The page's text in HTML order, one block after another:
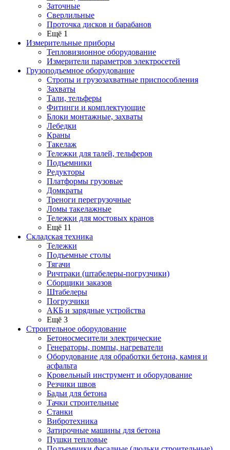
Заточные
Сверлильные
Проточка дисков и барабанов
Ещё 1
Измерительные приборы
Тепловизионное оборудование
Измерители параметров электросетей
Грузоподъемное оборудование
Стропы и грузозахватные приспособления
Захваты
Тали, тельферы
Фитинги и комплектующие
Блоки монтажные, захваты
Лебедки
Краны
Такелаж
Тележки для талей, тельферов
Подъемники
Редукторы
Платформы грузовые
Домкраты
Треноги перегрузочные
Ломы такелажные
Тележки для мостовых кранов
Ещё 11
Складская техника
Тележки
Подъемные столы
Тягачи
Ричтраки (штабелеры-погрузчики)
Сборщики заказов
Штабелеры
Погрузчики
АКБ и зарядные устройства
Ещё 3
Строительное оборудование
Бетоносмесители электрические
Генераторы, помпы, нагреватели
Оборудование для обработки бетона, камня и
асфальта
Кровельный инструмент и оборудование
Резчики швов
Бадьи для бетона
Тачки строительные
Станки
Вибротехника
Затирочные машины для бетона
Пушки тепловые